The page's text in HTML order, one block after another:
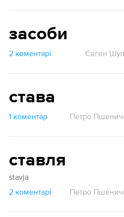
засоби
2 коментарі Євген
става
1 коментар Петро
ставля
stavja
2 коментарі
Петро